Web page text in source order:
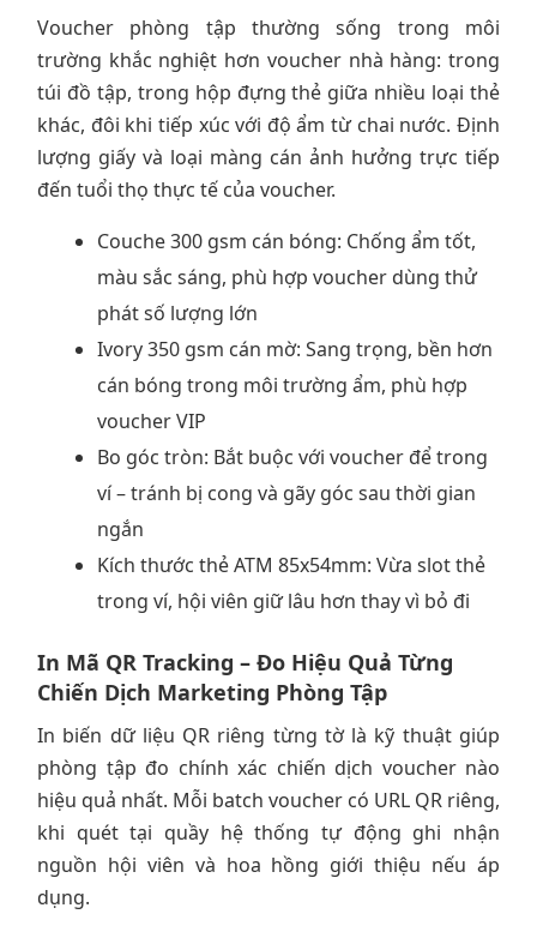
Voucher phòng tập thường sống trong môi
trường khắc nghiệt hơn voucher nhà hàng: trong
túi đồ tập, trong hộp đựng thẻ giữa nhiều loại thẻ
khác, đôi khi tiếp xúc với độ ẩm từ chai nước. Định
lượng giấy và loại màng cán ảnh hưởng trực tiếp
đến tuổi thọ thực tế của voucher.
Couche 300 gsm cán bóng: Chống ẩm tốt,
màu sắc sáng, phù hợp voucher dùng thử
phát số lượng lớn
Ivory 350 gsm cán mờ: Sang trọng, bền hơn
cán bóng trong môi trường ẩm, phù hợp
voucher VIP
Bo góc tròn: Bắt buộc với voucher để trong
ví – tránh bị cong và gãy góc sau thời gian
ngắn
Kích thước thẻ ATM 85x54mm: Vừa slot thẻ
trong ví, hội viên giữ lâu hơn thay vì bỏ đi
In Mã QR Tracking – Đo Hiệu Quả Từng
Chiến Dịch Marketing Phòng Tập
In biến dữ liệu QR riêng từng tờ là kỹ thuật giúp
phòng tập đo chính xác chiến dịch voucher nào
hiệu quả nhất. Mỗi batch voucher có URL QR riêng,
khi quét tại quầy hệ thống tự động ghi nhận
nguồn hội viên và hoa hồng giới thiệu nếu áp
dụng.